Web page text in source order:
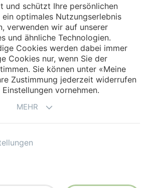
und schützt Ihre persönlichen
ein optimales Nutzungserlebnis
verwenden wir auf unserer
und ähnliche Technologien.
Cookies werden dabei immer
Cookies nur, wenn Sie der
Sie können unter «Meine
Zustimmung jederzeit widerrufen
vornehmen.
MEHR